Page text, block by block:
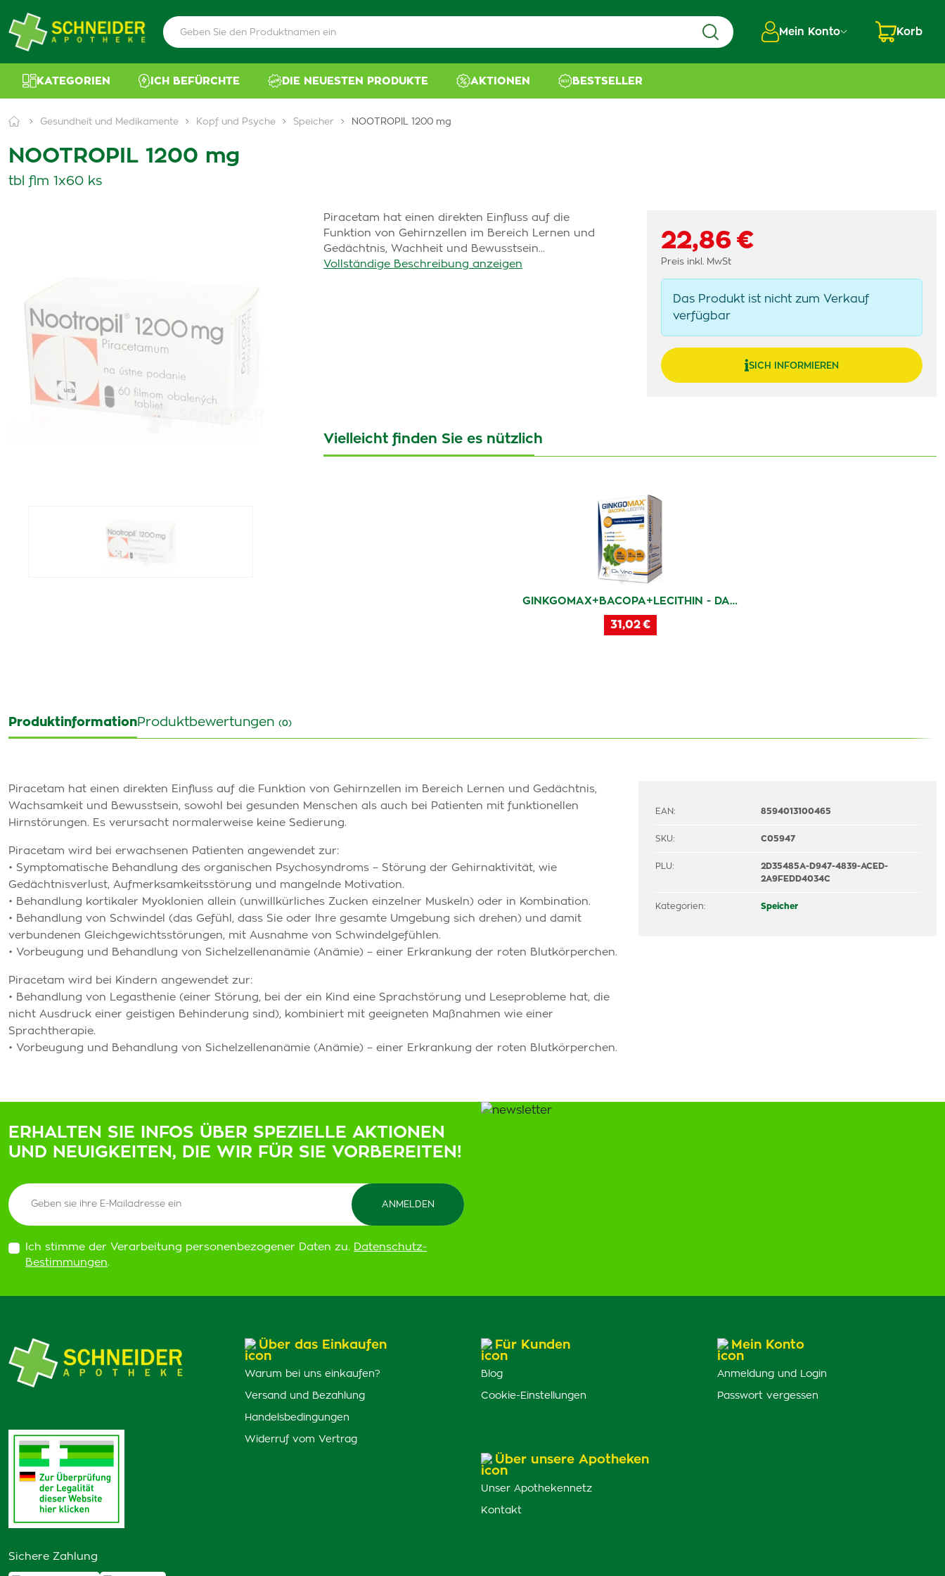
Mein Konto Korb
KATEGORIEN ICH BEFÜRCHTE DIE NEUESTEN PRODUKTE AKTIONEN BESTSELLER
Gesundheit und Medikamente Kopf und Psyche Speicher NOOTROPIL 1200 mg
NOOTROPIL 1200 mg
tbl flm 1x60 ks
Piracetam hat einen direkten Einfluss auf die
Funktion von Gehirnzellen im Bereich Lernen und
Gedächtnis, Wachheit und Bewusstsein...
Vollständige Beschreibung anzeigen
22,86 €
Preis inkl. MwSt
Das Produkt ist nicht zum Verkauf
verfügbar
SICH INFORMIEREN
Vielleicht finden Sie es nützlich
GINKGOMAX+BACOPA+LECITHIN - DA…
31,02 €
ProduktinformationProduktbewertungen (0)
Piracetam hat einen direkten Einfluss auf die Funktion von Gehirnzellen im Bereich Lernen und Gedächtnis,
Wachsamkeit und Bewusstsein, sowohl bei gesunden Menschen als auch bei Patienten mit funktionellen
Hirnstörungen. Es verursacht normalerweise keine Sedierung.
Piracetam wird bei erwachsenen Patienten angewendet zur:
• Symptomatische Behandlung des organischen Psychosyndroms – Störung der Gehirnaktivität, wie
Gedächtnisverlust, Aufmerksamkeitsstörung und mangelnde Motivation.
• Behandlung kortikaler Myoklonien allein (unwillkürliches Zucken einzelner Muskeln) oder in Kombination.
• Behandlung von Schwindel (das Gefühl, dass Sie oder Ihre gesamte Umgebung sich drehen) und damit
verbundenen Gleichgewichtsstörungen, mit Ausnahme von Schwindelgefühlen.
• Vorbeugung und Behandlung von Sichelzellenanämie (Anämie) – einer Erkrankung der roten Blutkörperchen.
Piracetam wird bei Kindern angewendet zur:
• Behandlung von Legasthenie (einer Störung, bei der ein Kind eine Sprachstörung und Leseprobleme hat, die
nicht Ausdruck einer geistigen Behinderung sind), kombiniert mit geeigneten Maßnahmen wie einer
Sprachtherapie.
• Vorbeugung und Behandlung von Sichelzellenanämie (Anämie) – einer Erkrankung der roten Blutkörperchen.
EAN: 8594013100465
SKU: C05947
PLU:
2D35485A-D947-4839-ACED-
2A9FEDD4034C
Kategorien: Speicher
ERHALTEN SIE INFOS ÜBER SPEZIELLE AKTIONEN
UND NEUIGKEITEN, DIE WIR FÜR SIE VORBEREITEN!
Ich stimme der Verarbeitung personenbezogener Daten zu. Datenschutz-
Bestimmungen.
Sichere Zahlung
Über das Einkaufen
Warum bei uns einkaufen?
Versand und Bezahlung
Handelsbedingungen
Widerruf vom Vertrag
Für Kunden
Blog
Cookie-Einstellungen
Über unsere Apotheken
Unser Apothekennetz
Kontakt
Mein Konto
Anmeldung und Login
Passwort vergessen